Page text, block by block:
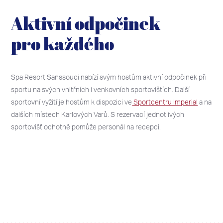
Aktivní odpočinek
pro každého
Spa Resort Sanssouci nabízí svým hostům aktivní odpočinek při
sportu na svých vnitřních i venkovních sportovištích. Další
sportovní vyžití je hostům k dispozici ve Sportcentru Imperial a na
dalších místech Karlových Varů. S rezervací jednotlivých
sportovišť ochotně pomůže personál na recepci.